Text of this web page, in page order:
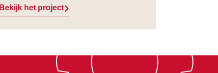
Bekijk het project